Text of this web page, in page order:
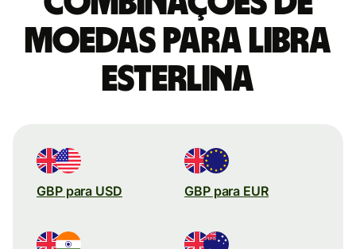
moedas para Libra
esterlina
GBP para USD GBP para EUR